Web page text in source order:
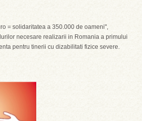
= solidaritatea a 350.000 de oameni",
necesare realizarii in Romania a primului
pentru tinerii cu dizabilitati fizice severe.